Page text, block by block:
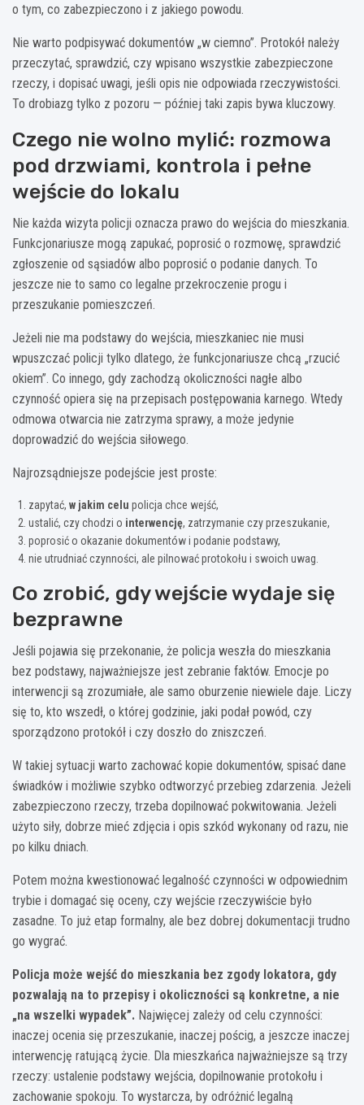
o tym, co zabezpieczono i z jakiego powodu.
Nie warto podpisywać dokumentów „w ciemno”. Protokół należy
przeczytać, sprawdzić, czy wpisano wszystkie zabezpieczone
rzeczy, i dopisać uwagi, jeśli opis nie odpowiada rzeczywistości.
To drobiazg tylko z pozoru — później taki zapis bywa kluczowy.
Czego nie wolno mylić: rozmowa
pod drzwiami, kontrola i pełne
wejście do lokalu
Nie każda wizyta policji oznacza prawo do wejścia do mieszkania.
Funkcjonariusze mogą zapukać, poprosić o rozmowę, sprawdzić
zgłoszenie od sąsiadów albo poprosić o podanie danych. To
jeszcze nie to samo co legalne przekroczenie progu i
przeszukanie pomieszczeń.
Jeżeli nie ma podstawy do wejścia, mieszkaniec nie musi
wpuszczać policji tylko dlatego, że funkcjonariusze chcą „rzucić
okiem”. Co innego, gdy zachodzą okoliczności nagłe albo
czynność opiera się na przepisach postępowania karnego. Wtedy
odmowa otwarcia nie zatrzyma sprawy, a może jedynie
doprowadzić do wejścia siłowego.
Najrozsądniejsze podejście jest proste:
zapytać, w jakim celu policja chce wejść,
ustalić, czy chodzi o interwencję, zatrzymanie czy przeszukanie,
poprosić o okazanie dokumentów i podanie podstawy,
nie utrudniać czynności, ale pilnować protokołu i swoich uwag.
Co zrobić, gdy wejście wydaje się
bezprawne
Jeśli pojawia się przekonanie, że policja weszła do mieszkania
bez podstawy, najważniejsze jest zebranie faktów. Emocje po
interwencji są zrozumiałe, ale samo oburzenie niewiele daje. Liczy
się to, kto wszedł, o której godzinie, jaki podał powód, czy
sporządzono protokół i czy doszło do zniszczeń.
W takiej sytuacji warto zachować kopie dokumentów, spisać dane
świadków i możliwie szybko odtworzyć przebieg zdarzenia. Jeżeli
zabezpieczono rzeczy, trzeba dopilnować pokwitowania. Jeżeli
użyto siły, dobrze mieć zdjęcia i opis szkód wykonany od razu, nie
po kilku dniach.
Potem można kwestionować legalność czynności w odpowiednim
trybie i domagać się oceny, czy wejście rzeczywiście było
zasadne. To już etap formalny, ale bez dobrej dokumentacji trudno
go wygrać.
Policja może wejść do mieszkania bez zgody lokatora, gdy
pozwalają na to przepisy i okoliczności są konkretne, a nie
„na wszelki wypadek”. Najwięcej zależy od celu czynności:
inaczej ocenia się przeszukanie, inaczej pościg, a jeszcze inaczej
interwencję ratującą życie. Dla mieszkańca najważniejsze są trzy
rzeczy: ustalenie podstawy wejścia, dopilnowanie protokołu i
zachowanie spokoju. To wystarcza, by odróżnić legalną